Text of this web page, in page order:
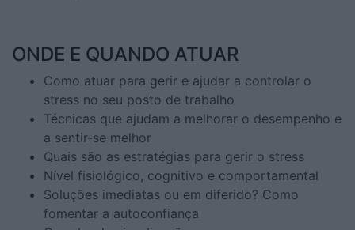
ONDE E QUANDO ATUAR
Como atuar para gerir e ajudar a controlar o
stress no seu posto de trabalho
Técnicas que ajudam a melhorar o desempenho e
a sentir-se melhor
Quais são as estratégias para gerir o stress
Nível fisiológico, cognitivo e comportamental
Soluções imediatas ou em diferido? Como
fomentar a autoconfiança